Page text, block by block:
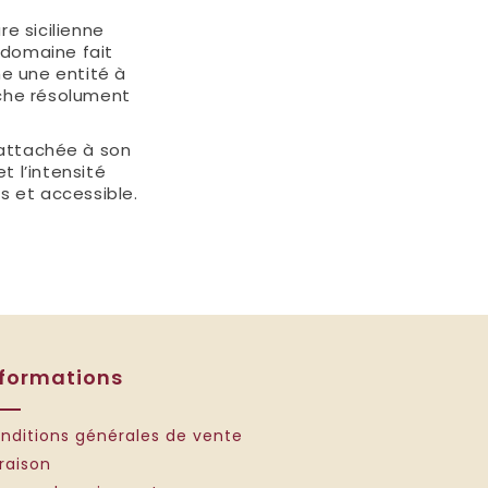
sicilienne
fait
une entité à
résolument
à son
l’intensité
et accessible.
générales de vente